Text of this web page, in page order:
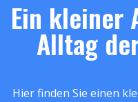
Ein kleiner
Alltag
Hier finden Sie einen